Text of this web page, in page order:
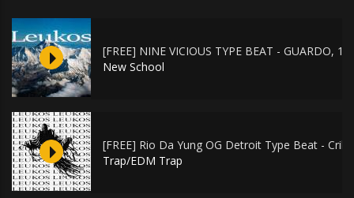
[FREE] NINE VICIOUS TYPE BEAT - GUARDO,
New School
[FREE] Rio Da Yung OG Detroit Type Beat -
Trap/EDM Trap